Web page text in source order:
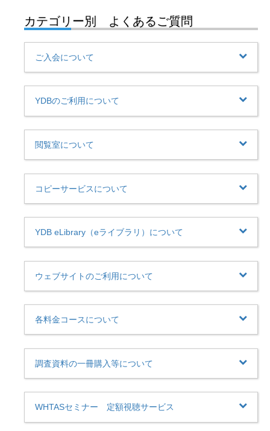
カテゴリー別 よくあるご質問
ご入会について
YDBのご利用について
閲覧室について
コピーサービスについて
YDB eLibrary（eライブラリ）について
ウェブサイトのご利用について
各料金コースについて
調査資料の一冊購入等について
WHTASセミナー 定額視聴サービス